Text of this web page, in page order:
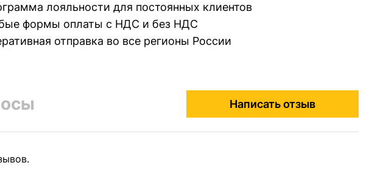
лояльности для постоянных клиентов
формы оплаты с НДС и без НДС
отправка во все регионы России
Написать отзыв